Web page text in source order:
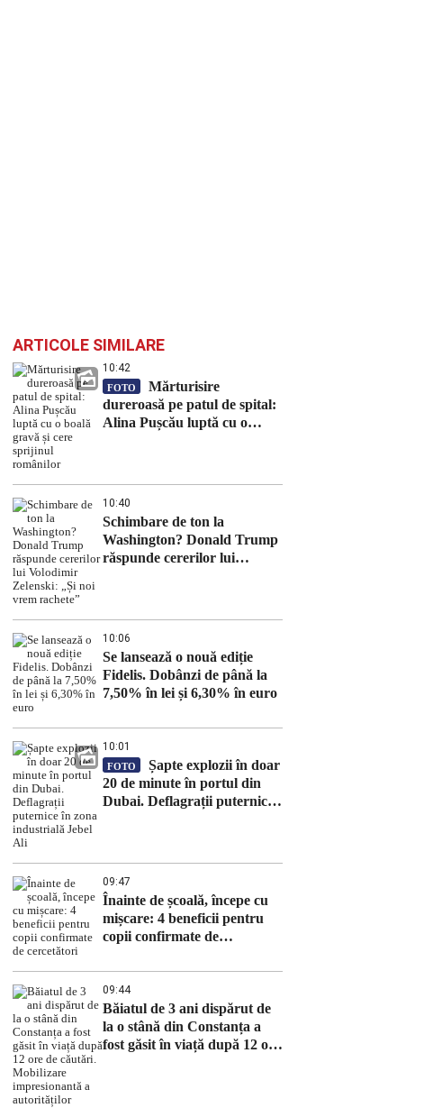
ARTICOLE SIMILARE
10:42
FOTO
Mărturisire
dureroasă pe patul de spital:
Alina Pușcău luptă cu o
10:40
Schimbare de ton la
Washington? Donald Trump
răspunde cererilor lui
10:06
Se lansează o nouă ediție
Fidelis. Dobânzi de până la
7,50% în lei și 6,30% în euro
10:01
FOTO
Șapte explozii în doar
20 de minute în portul din
Dubai. Deflagrații puternice
09:47
Înainte de școală, începe cu
mișcare: 4 beneficii pentru
copii confirmate de
09:44
Băiatul de 3 ani dispărut de
la o stână din Constanța a
fost găsit în viață după 12 ore